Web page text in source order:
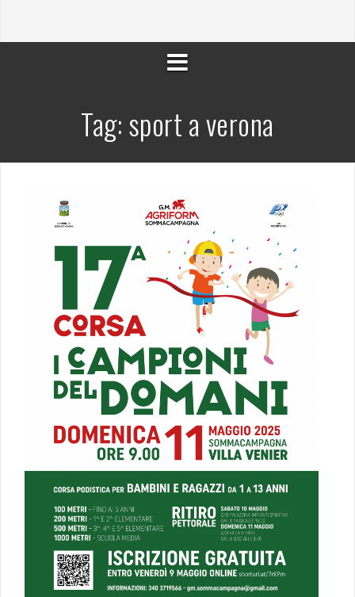
Tag:sport a verona